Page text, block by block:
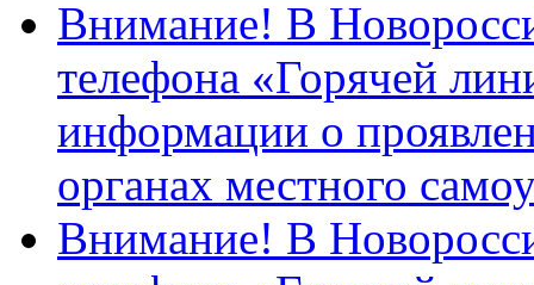
Внимание! В
телефона «Горячей
информации о
органах местного
Внимание! В